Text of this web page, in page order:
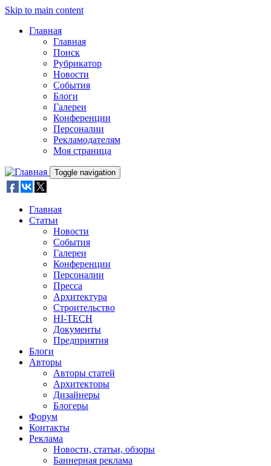
Skip to main content
Главная
Главная
Поиск
Рубрикатор
Новости
События
Блоги
Галереи
Конференции
Персоналии
Рекламодателям
Моя страница
Toggle navigation
Главная
Статьи
Новости
События
Галереи
Конференции
Персоналии
Пресса
Архитектура
Строительство
HI-TECH
Документы
Предприятия
Блоги
Авторы
Авторы статей
Архитекторы
Дизайнеры
Блогеры
Форум
Контакты
Реклама
Новости, статьи, обзоры
Баннерная реклама